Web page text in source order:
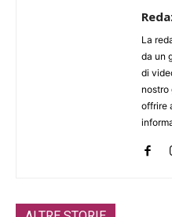
La
da un
di
nostro
offrire